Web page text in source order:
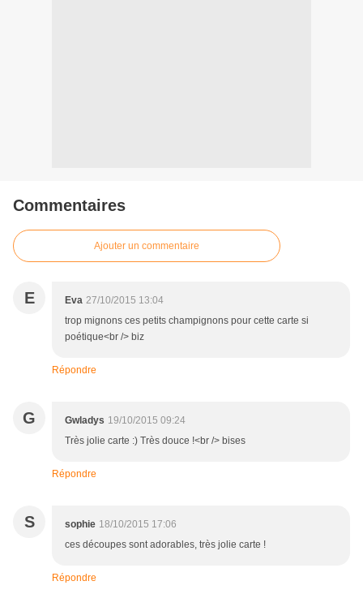
Commentaires
Ajouter un commentaire
E Eva 27/10/2015 13:04
trop mignons ces petits champignons pour cette carte si
poétique<br /> biz
Répondre
G Gwladys 19/10/2015 09:24
Très jolie carte :) Très douce !<br /> bises
Répondre
S sophie 18/10/2015 17:06
ces découpes sont adorables, très jolie carte !
Répondre